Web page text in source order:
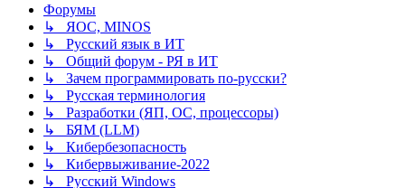
Форумы
↳ ЯОС, MINOS
↳ Русский язык в ИТ
↳ Общий форум - РЯ в ИТ
↳ Зачем программировать по-русски?
↳ Русская терминология
↳ Разработки (ЯП, ОС, процессоры)
↳ БЯМ (LLM)
↳ Кибербезопасность
↳ Кибервыживание-2022
↳ Русский Windows